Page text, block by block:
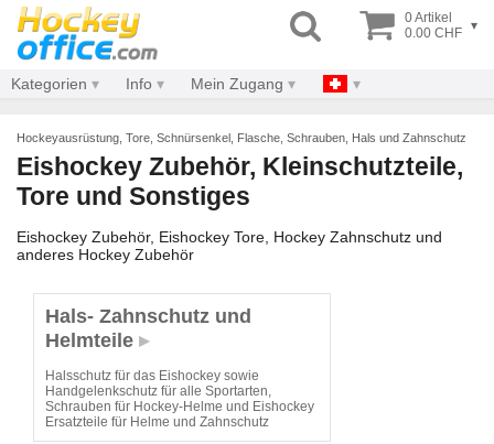
0 Artikel
0.00 CHF ▾
Kategorien Info Mein Zugang
Hockeyausrüstung, Tore, Schnürsenkel, Flasche, Schrauben, Hals und Zahnschutz
Eishockey Zubehör, Kleinschutzteile,
Tore und Sonstiges
Eishockey Zubehör, Eishockey Tore, Hockey Zahnschutz und
anderes Hockey Zubehör
Hals- Zahnschutz und
Helmteile
Halsschutz für das Eishockey sowie
Handgelenkschutz für alle Sportarten,
Schrauben für Hockey-Helme und Eishockey
Ersatzteile für Helme und Zahnschutz